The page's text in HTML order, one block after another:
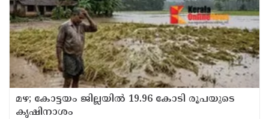
മഴ; കോട്ടയം ജില്ലയിൽ 19.96 കോടി രൂപയുടെ
കൃഷിനാശം